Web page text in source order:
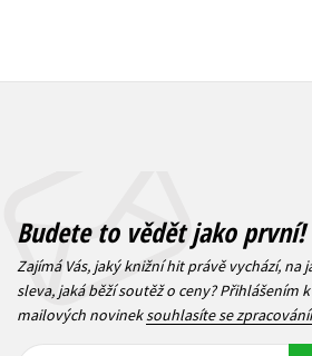
Budete to vědět jako první!
Zajímá Vás, jaký knižní hit právě vychází, na
sleva, jaká běží soutěž o ceny? Přihlášením
mailových novineksouhlasíte se